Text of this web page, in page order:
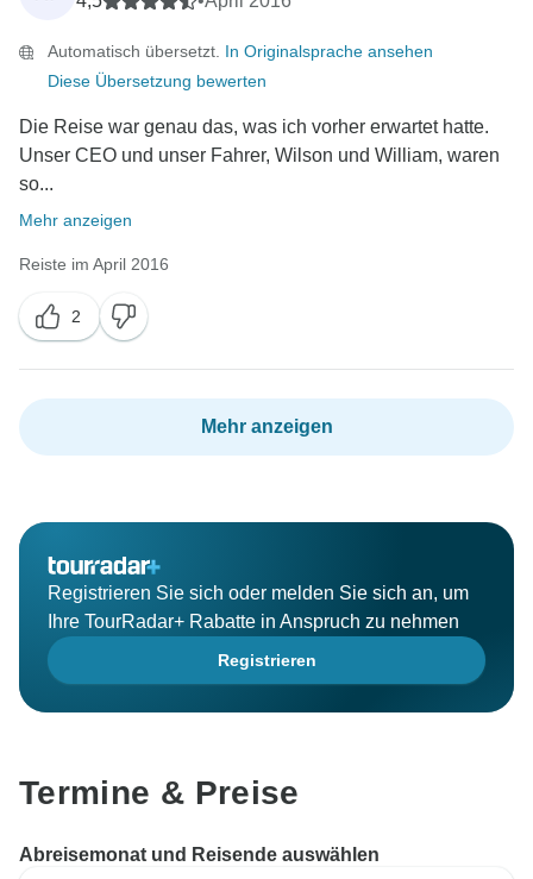
Automatisch übersetzt. In Originalsprache ansehen
Diese Übersetzung bewerten
Die Reise war genau das, was ich vorher erwartet hatte.
Unser CEO und unser Fahrer, Wilson und William, waren
so...
Mehr anzeigen
Reiste im April 2016
2
Mehr anzeigen
Registrieren Sie sich oder melden Sie sich an, um
Ihre TourRadar+ Rabatte in Anspruch zu nehmen
Registrieren
Termine & Preise
Abreisemonat und Reisende auswählen